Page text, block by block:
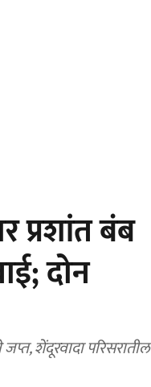
बंब
दोन
शेंदूरवादा परिसरातील